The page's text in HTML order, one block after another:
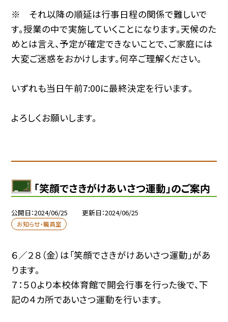
※ それ以降の順延は行事日程の関係で難しいで
す。授業の中で実施していくことになります。天候のた
めとは言え、予定が確定できないことで、ご家庭には
大変ご迷惑をおかけします。何卒ご理解ください。
いずれも当日午前7:00に最終決定を行います。
よろしくお願いします。
「笑顔でさきがけあいさつ運動」のご案内
公開日 2024/06/25 更新日 2024/06/25
お知らせ・職員室
６／２８（金）は「笑顔でさきがけあいさつ運動」があ
ります。
７：５０より本校体育館で開会行事を行った後で、下
記の４カ所であいさつ運動を行います。